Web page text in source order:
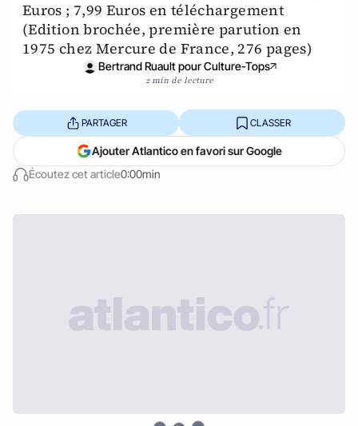
Euros ; 7,99 Euros en téléchargement
(Edition brochée, première parution en
1975 chez Mercure de France, 276 pages)
Bertrand Ruault pour Culture-Tops
2 min de lecture
Écoutez cet article0:00min
PARTAGER CLASSER
Ajouter Atlantico en favori sur Google